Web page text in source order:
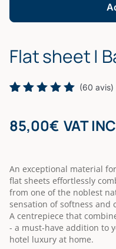
Flat sheet |
of 5
based on
(60 avis)
85,00€ VAT
An exceptional material
flat sheets effortlessly
from one of the noblest
sensation of softness
A centrepiece that
- a must-have addition to
hotel luxury at home.
Bambou